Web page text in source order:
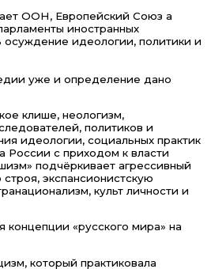
ООН, Европейский Союз а
иностранных
осуждение идеологии, политики и
уже и определение дано
клише, неологизм,
политиков и
идеологии, социальных практик
России с приходом к власти
подчёркивает агрессивный
экспансионистскую
культ личности и
концепции «русского мира» на
который практиковала